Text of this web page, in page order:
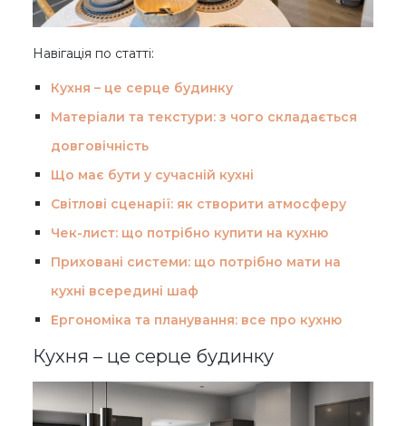
Навігація по статті:
Кухня – це серце будинку
Матеріали та текстури: з чого складається
довговічність
Що має бути у сучасній кухні
Світлові сценарії: як створити атмосферу
Чек-лист: що потрібно купити на кухню
Приховані системи: що потрібно мати на
кухні всередині шаф
Ергономіка та планування: все про кухню
Кухня – це серце будинку